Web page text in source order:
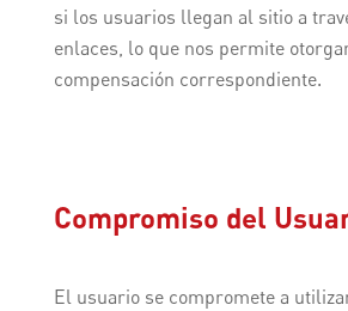
si los usuarios llegan al sitio a
enlaces, lo que nos permite
compensación correspondiente.
Compromiso del
El usuario se compromete a